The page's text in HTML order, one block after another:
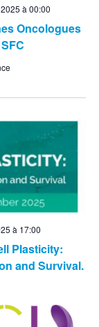
Oncologues
à 00:00
Plasticity:
and Survival.
à 17:00